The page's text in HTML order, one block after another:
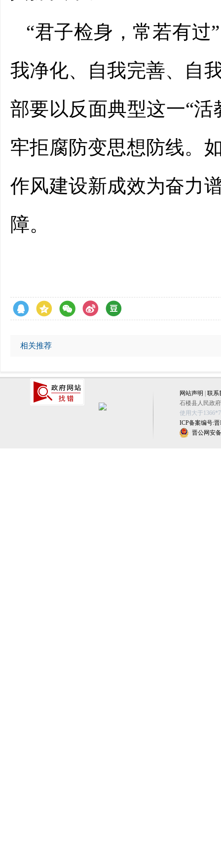
“君子检身，常若有过
我净化、自我完善、自
部要以反面典型这一“
牢拒腐防变思想防线。
作风建设新成效为奋力
障。
相关推荐
网站声明
联系
石楼县人民政
使用大于
ICP备案编号:晋
晋公网安